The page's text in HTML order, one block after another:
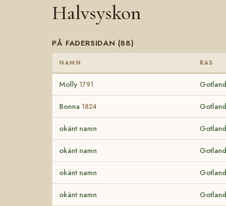
Halvsyskon
PÅ FADERSIDAN (88)
NAMN RAS
Molly 1791
Bonna 1824
okänt namn
okänt namn
okänt namn
okänt namn